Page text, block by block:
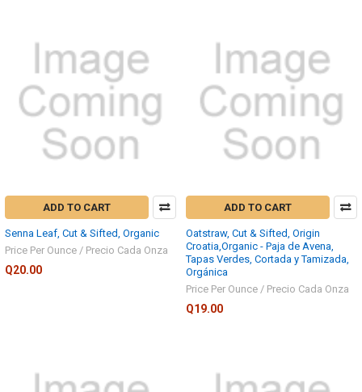
ADD TO CART
Senna Leaf, Cut & Sifted, Organic
Price Per Ounce / Precio Cada Onza
Q20.00
ADD TO CART
Oatstraw, Cut & Sifted, Origin
Croatia,Organic - Paja de Avena,
Tapas Verdes, Cortada y Tamizada,
Orgánica
Price Per Ounce / Precio Cada Onza
Q19.00